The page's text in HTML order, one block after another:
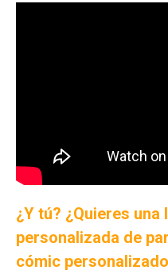
¿Y tú? ¿Quieres
personalizada de
cómic